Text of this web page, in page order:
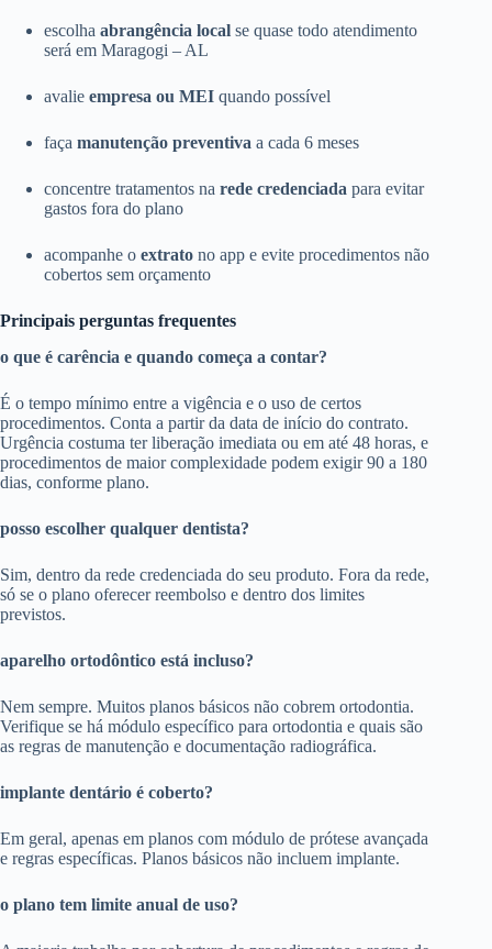
escolha abrangência local se quase todo atendimento
será em Maragogi – AL
avalie empresa ou MEI quando possível
faça manutenção preventiva a cada 6 meses
concentre tratamentos na rede credenciada para evitar
gastos fora do plano
acompanhe o extrato no app e evite procedimentos não
cobertos sem orçamento
Principais perguntas frequentes
o que é carência e quando começa a contar?
É o tempo mínimo entre a vigência e o uso de certos
procedimentos. Conta a partir da data de início do contrato.
Urgência costuma ter liberação imediata ou em até 48 horas, e
procedimentos de maior complexidade podem exigir 90 a 180
dias, conforme plano.
posso escolher qualquer dentista?
Sim, dentro da rede credenciada do seu produto. Fora da rede,
só se o plano oferecer reembolso e dentro dos limites
previstos.
aparelho ortodôntico está incluso?
Nem sempre. Muitos planos básicos não cobrem ortodontia.
Verifique se há módulo específico para ortodontia e quais são
as regras de manutenção e documentação radiográfica.
implante dentário é coberto?
Em geral, apenas em planos com módulo de prótese avançada
e regras específicas. Planos básicos não incluem implante.
o plano tem limite anual de uso?